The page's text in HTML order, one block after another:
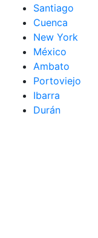
Santiago
Cuenca
New York
México
Ambato
Portoviejo
Ibarra
Durán